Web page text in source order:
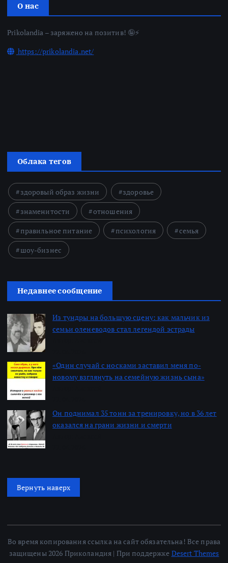
О нас
Prikolandia – заряжено на позитив! 🤪⚡
https://prikolandia.net/
Облака тегов
здоровый образ жизни
здоровье
знаменитости
отношения
правильное питание
психология
семья
шоу-бизнес
Недавнее сообщение
Из тундры на большую сцену: как мальчик из
семьи оленеводов стал легендой эстрады
«Один случай с носками заставил меня по-
новому взглянуть на семейную жизнь сына»
Он поднимал 35 тонн за тренировку, но в 36 лет
оказался на грани жизни и смерти
Вернуть наверх
Во время копирования ссылка на сайт обязательна! Все права
защищены 2026 Приколандия | При поддержке Desert Themes